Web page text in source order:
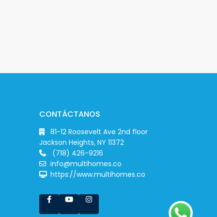
CONTÁCTANOS
81-12 Roosevelt Ave 2nd floor
Jackson Heights, NY 11372
(718) 426-9216
info@multihomes.co
https://www.multihomes.co